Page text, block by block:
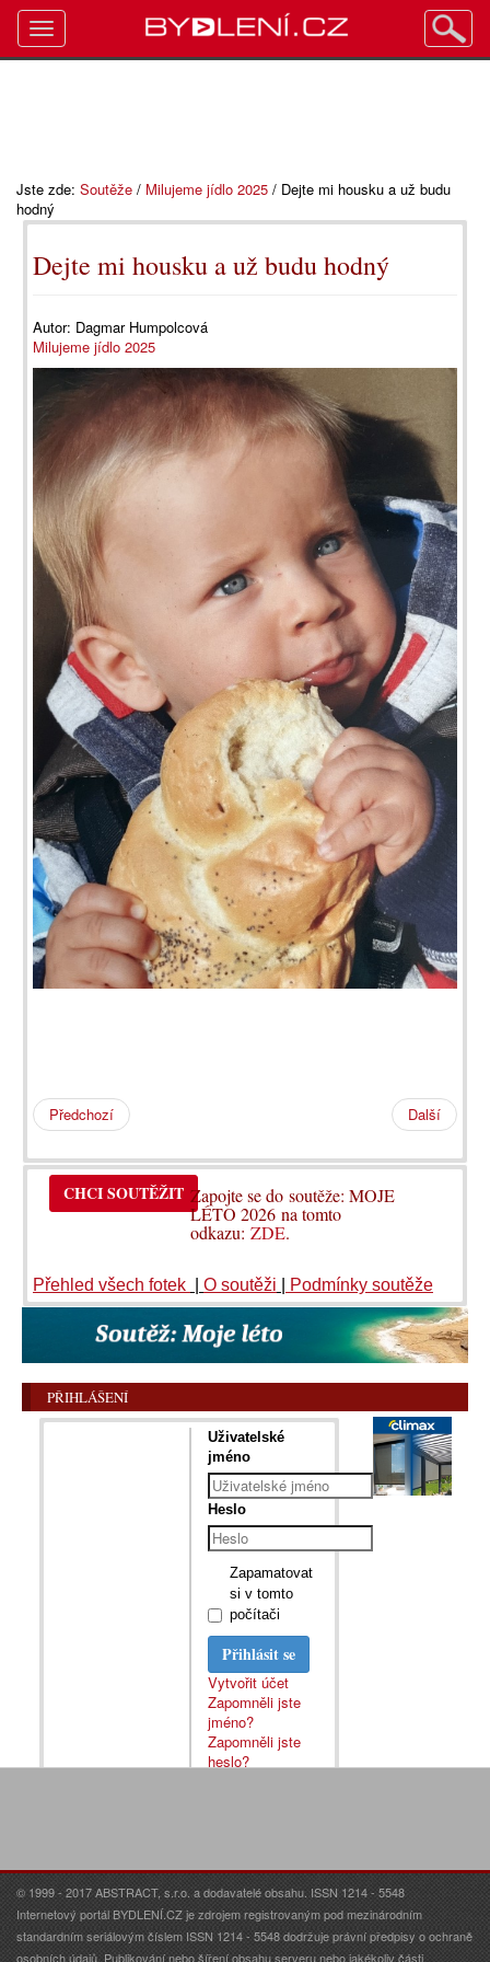
Jste zde: Soutěže / Milujeme jídlo 2025 / Dejte mi housku a už budu
hodný
Dejte mi housku a už budu hodný
Autor: Dagmar Humpolcová
Milujeme jídlo 2025
Předchozí Další
CHCI SOUTĚŽIT Zapojte se do soutěže: MOJE
LÉTO 2026 na tomto
odkazu:ZDE.
Přehled všech fotek O soutěži Podmínky soutěže
PŘIHLÁŠENÍ
Uživatelské
jméno
Heslo
Zapamatovat
si v tomto
počítači
Přihlásit se
Vytvořit účet
Zapomněli jste
jméno?
Zapomněli jste
heslo?
Toggle
navigation
© 1999 - 2017 ABSTRACT, s.r.o. a dodavatelé obsahu. ISSN 1214 - 5548
Internetový portál BYDLENÍ.CZ je zdrojem registrovaným pod mezinárodním
standardním seriálovým číslem ISSN 1214 - 5548 dodržuje právní předpisy o ochraně
osobních údajů. Publikování nebo šíření obsahu serveru nebo jakékoliv části